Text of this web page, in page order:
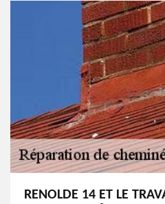
RENOLDE 14 ET LE